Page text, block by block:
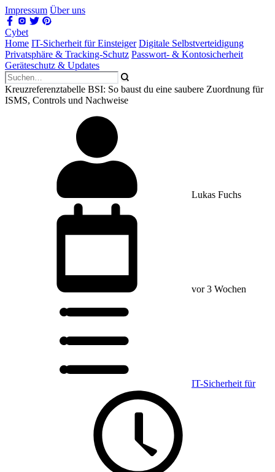
Impressum Über uns
Cybet
Home IT-Sicherheit für Einsteiger Digitale Selbstverteidigung
Privatsphäre & Tracking-Schutz Passwort- & Kontosicherheit
Geräteschutz & Updates
Kreuzreferenztabelle BSI: So baust du eine saubere Zuordnung für
ISMS, Controls und Nachweise
Lukas Fuchs
vor 3 Wochen
IT-Sicherheit für